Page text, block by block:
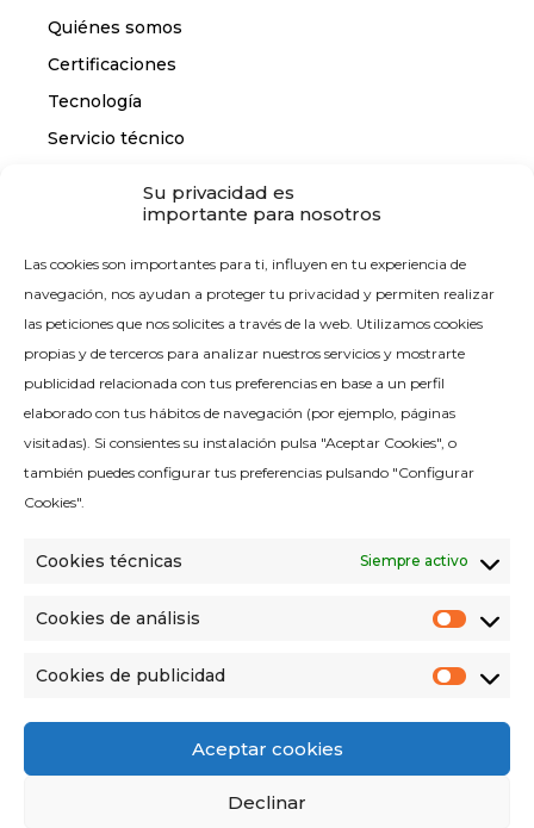
Su privacidad es
importante para nosotros
Las cookies son importantes para ti, influyen en tu experiencia de
navegación, nos ayudan a proteger tu privacidad y permiten realizar
las peticiones que nos solicites a través de la web. Utilizamos cookies
propias y de terceros para analizar nuestros servicios y mostrarte
publicidad relacionada con tus preferencias en base a un perfil
elaborado con tus hábitos de navegación (por ejemplo, páginas
visitadas). Si consientes su instalación pulsa "Aceptar Cookies", o
también puedes configurar tus preferencias pulsando "Configurar
Cookies".
Cookies técnicas Siempre activo
Cookies de análisis
Cookies de publicidad
Aceptar cookies
Declinar
Quiénes somos
Certificaciones
Tecnología
Servicio técnico
CONTACTO
Política de calidad
Política de privacidad
Condiciones de venta